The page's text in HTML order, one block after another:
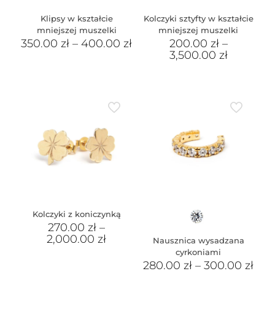
Klipsy w kształcie
mniejszej muszelki
350.00zł –400.00zł
Kolczyki sztyfty w kształcie
mniejszej muszelki
200.00 zł–
3,500.00 zł
Kolczyki z koniczynką
270.00zł –
2,000.00zł
Nausznica wysadzana
cyrkoniami
280.00zł –300.00zł